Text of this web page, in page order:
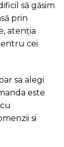
să găsim
prin
atenția
cei
sa alegi
este
si